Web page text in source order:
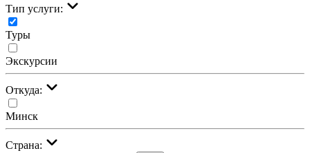
Тип услуги:
Туры
Экскурсии
Откуда:
Минск
Страна: